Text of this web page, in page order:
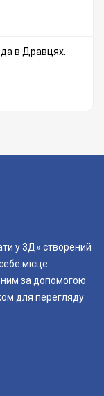
в Дравцях.
у 3Д» створений
місце
за допомогою
для перегляду